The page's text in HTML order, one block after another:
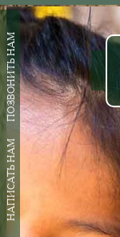
ПОЗВОНИТЬ НАМ
НАПИСАТЬ НАМ